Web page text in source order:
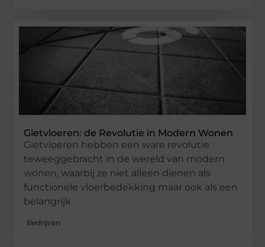
Gietvloeren: de Revolutie in Modern Wonen
Gietvloeren hebben een ware revolutie
teweeggebracht in de wereld van modern
wonen, waarbij ze niet alleen dienen als
functionele vloerbedekking maar ook als een
belangrijk
Bedrijven